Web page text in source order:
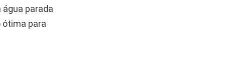
parada
ótima para